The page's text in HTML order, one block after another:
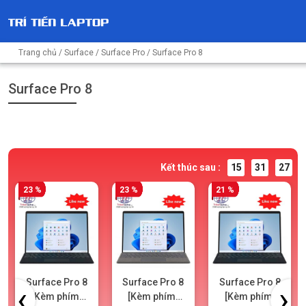
Trang chủ / Surface / Surface Pro / Surface Pro 8
Surface Pro 8
Kết thúc sau : 15 31 25
23 %
Surface Pro 8
[Kèm phím]
23 %
Surface Pro 8
[Kèm phím]
21 %
Surface Pro 8
[Kèm phím]